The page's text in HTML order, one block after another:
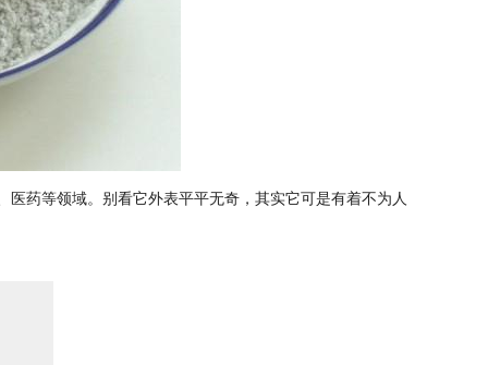
药等领域。别看它外表平平无奇，其实它可是有着不为人